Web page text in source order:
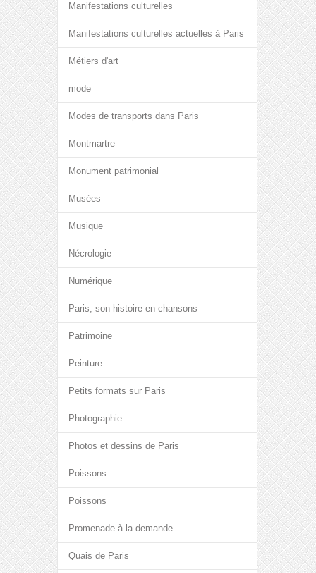
Manifestations culturelles
Manifestations culturelles actuelles à Paris
Métiers d'art
mode
Modes de transports dans Paris
Montmartre
Monument patrimonial
Musées
Musique
Nécrologie
Numérique
Paris, son histoire en chansons
Patrimoine
Peinture
Petits formats sur Paris
Photographie
Photos et dessins de Paris
Poissons
Poissons
Promenade à la demande
Quais de Paris